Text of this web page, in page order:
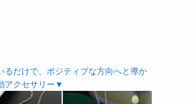
るだけで、 ポジティブな方向へと導か
アクセサリー▼